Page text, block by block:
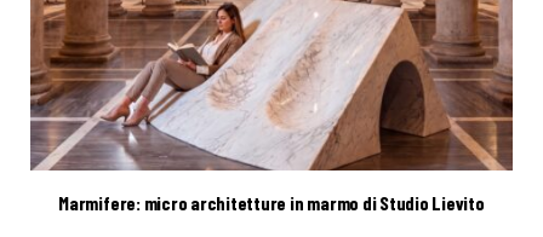
Marmifere: micro architetture in marmo di Studio Lievito